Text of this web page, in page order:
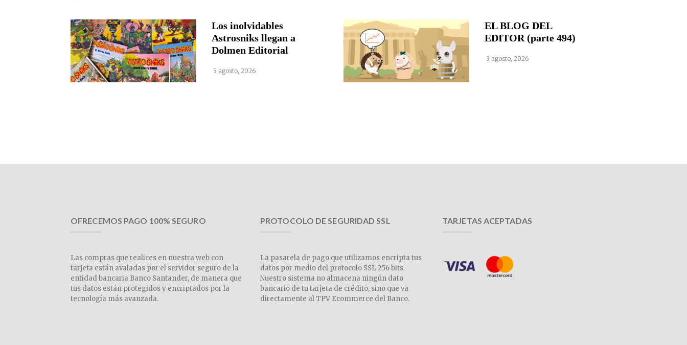
Los inolvidables
Astrosniks llegan a
Dolmen Editorial
5 agosto, 2026
EL BLOG DEL
EDITOR (parte 494)
3 agosto, 2026
OFRECEMOS PAGO 100% SEGURO
Las compras que realices en nuestra web con
tarjeta están avaladas por el servidor seguro de la
entidad bancaria Banco Santander, de manera que
tus datos están protegidos y encriptados por la
tecnología más avanzada.
PROTOCOLO DE SEGURIDAD SSL
La pasarela de pago que utilizamos encripta tus
datos por medio del protocolo SSL 256 bits.
Nuestro sistema no almacena ningún dato
bancario de tu tarjeta de crédito, sino que va
directamente al TPV Ecommerce del Banco.
TARJETAS ACEPTADAS